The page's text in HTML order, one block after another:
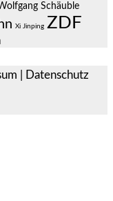
Schäuble
Xi Jinping ZDF
Datenschutz